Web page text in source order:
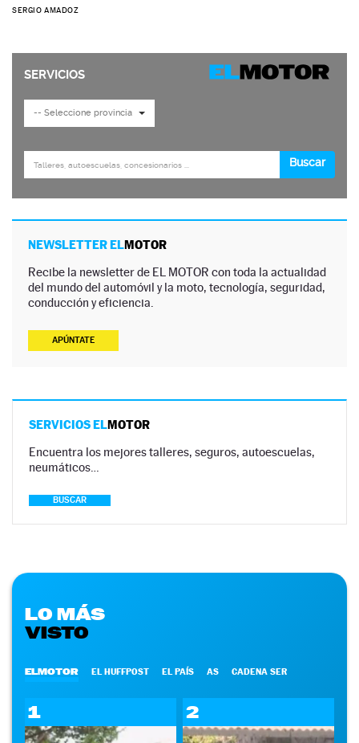
SERGIO AMADOZ
NEWSLETTER ELMOTOR
Recibe la newsletter de EL MOTOR con toda la actualidad
del mundo del automóvil y la moto, tecnología, seguridad,
conducción y eficiencia.
APÚNTATE
SERVICIOS ELMOTOR
Encuentra los mejores talleres, seguros, autoescuelas,
neumáticos…
BUSCAR
LO MÁS
VISTO
ELMOTOR EL HUFFPOST EL PAÍS AS CADENA SER
1 2